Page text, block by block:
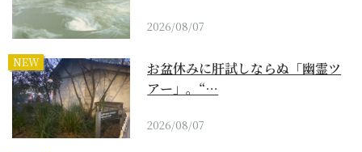
2026/08/07
NEW
お盆休みに肝試しならぬ「幽霊ツ
アー」。“…
2026/08/07